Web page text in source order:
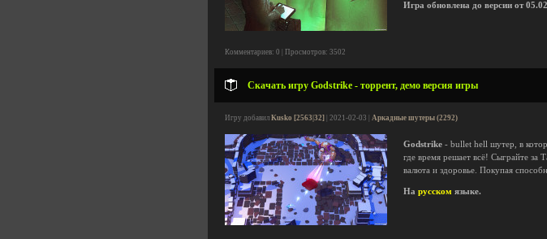
Игра обновлена до версии от
Комментариев: 0 | Просмотров: 3502
Скачать игру Godstrike - торрент, демо версия игры
Игру добавил Kusko [2563|32] | 2021-02-03 | Аркадные шутеры (2292)
Godstrike - bullet hell шутер, в
где время решает всё! Сыграйте за
валюта и здоровье. Покупая
На русском языке.